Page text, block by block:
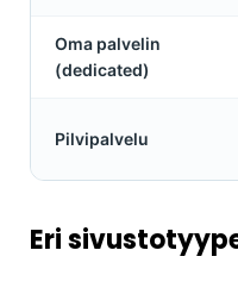
Oma palvelin
(dedicated)
Pilvipalvelu
Eri